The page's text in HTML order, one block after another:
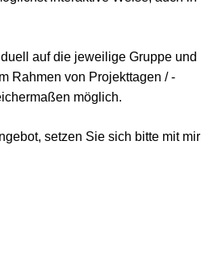
auf die jeweilige Gruppe und
Rahmen von Projekttagen / -
möglich.
setzen Sie sich bitte mit mir